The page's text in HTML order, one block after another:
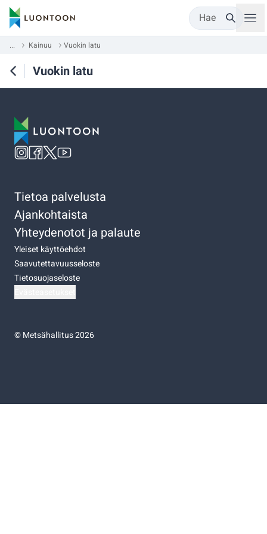
Hae
... Kainuu Vuokin latu
Vuokin latu
Tietoa palvelusta
Ajankohtaista
Yhteydenotot ja palaute
Yleiset käyttöehdot
Saavutettavuusseloste
Tietosuojaseloste
©Metsähallitus 2026